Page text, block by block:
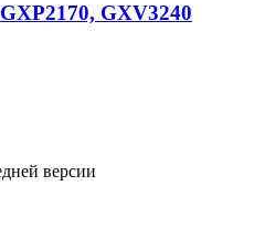
GXV3240
версии